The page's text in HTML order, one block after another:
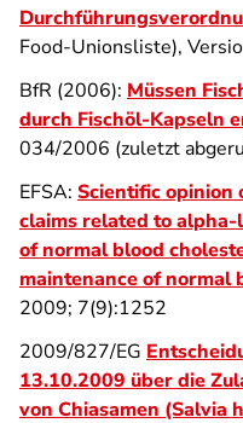
Food-Unionsliste),
BfR (2006): Müssen
durch Fischöl-Kapseln
034/2006 (zuletzt
EFSA: Scientific opinion
claims related to
of normal blood
maintenance of normal
2009; 7(9):1252
2009/827/EG
13.10.2009 über die
von Chiasamen (Salvia